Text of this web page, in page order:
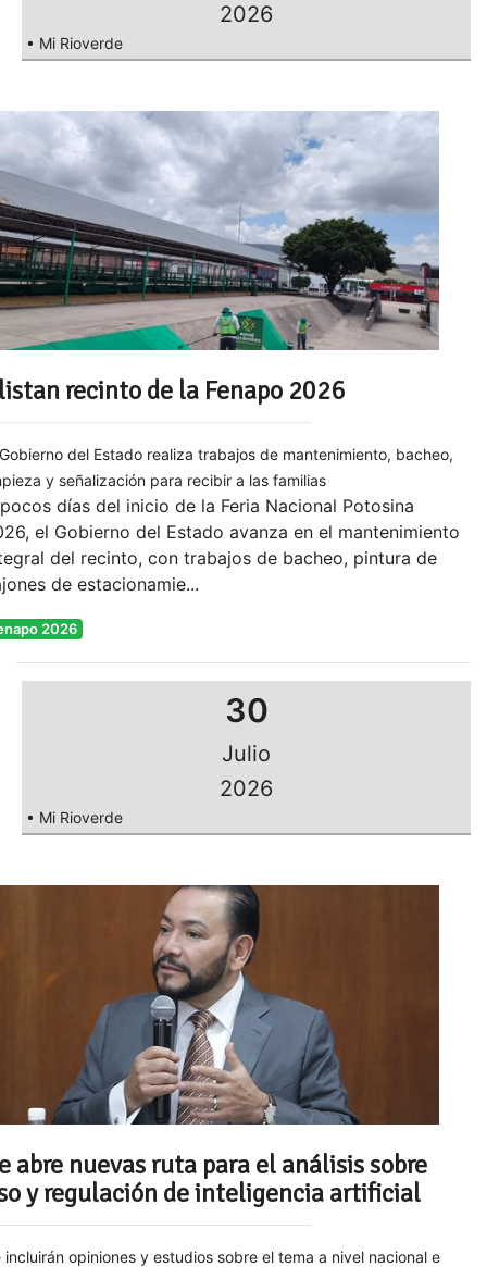
2026
• Mi Rioverde
recinto de la Fenapo 2026
del Estado realiza trabajos de mantenimiento, bacheo,
y señalización para recibir a las familias
días del inicio de la Feria Nacional Potosina
el Gobierno del Estado avanza en el mantenimiento
del recinto, con trabajos de bacheo, pintura de
de estacionamie...
2026
30
Julio
2026
• Mi Rioverde
abre nuevas ruta para el análisis sobre
y regulación de inteligencia artificial
incluirán opiniones y estudios sobre el tema a nivel nacional e